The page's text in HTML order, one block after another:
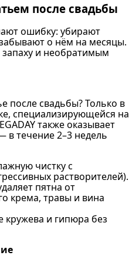
после свадьбы
ошибку: убирают
о нём на месяцы.
и необратимым
после свадьбы? Только в
специализирующейся на
также оказывает
в течение 2–3 недель
чистку с
растворителей).
пятна от
крема, травы и вина
кружева и гипюра без